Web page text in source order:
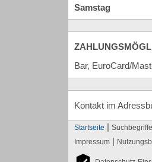
Samstag
Bar, EuroCard/
Kontakt im
Startseite | Suchbegriffe
Impressum |